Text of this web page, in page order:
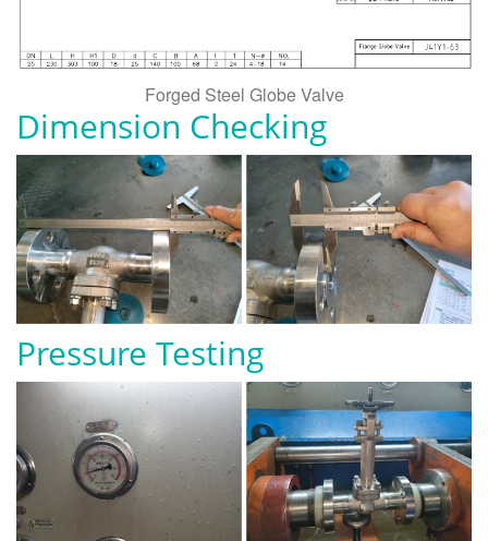
Forged Steel Globe Valve
Dimension Checking
Pressure Testing